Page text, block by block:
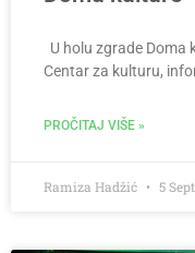
U holu zgrade Doma
Centar za kulturu,
PROČITAJ VIŠE »
Ramiza Hadžić 5